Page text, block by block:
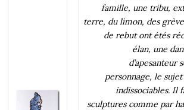
famille, une tribu,
terre, du limon, des
de rebut ont étés
élan, une
d’apesanteur
personnage, le
indissociables. Il
sculptures comme par